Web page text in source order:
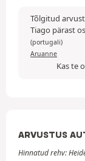
Tõlgitud
Tiago pärast
(portugali)
Aruanne
Kas te
ARVUSTUS
Hinnatud rehv: